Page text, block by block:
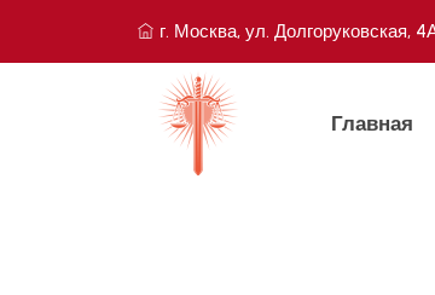
г. Москва, ул. Долгоруковская,
Главная